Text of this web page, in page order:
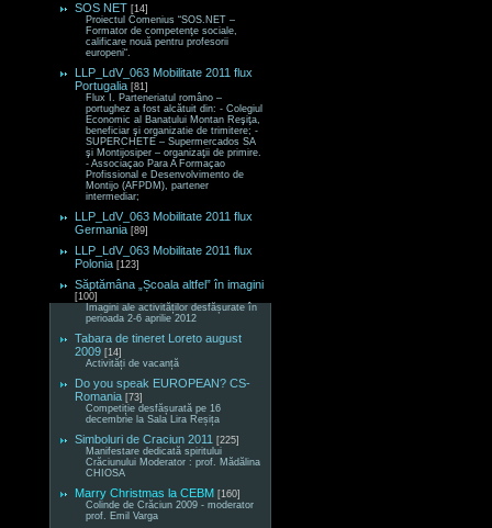
SOS NET [14]
Proiectul Comenius “SOS.NET –
Formator de competenţe sociale,
calificare nouă pentru profesorii
europeni“.
LLP_LdV_063 Mobilitate 2011 flux
Portugalia [81]
Flux I. Parteneriatul româno –
portughez a fost alcătuit din: - Colegiul
Economic al Banatului Montan Reşiţa,
beneficiar şi organizatie de trimitere; -
SUPERCHETE – Supermercados SA
şi Montijosiper – organizaţii de primire.
- Associaçao Para A Formaçao
Profissional e Desenvolvimento de
Montijo (AFPDM), partener
intermediar;
LLP_LdV_063 Mobilitate 2011 flux
Germania [89]
LLP_LdV_063 Mobilitate 2011 flux
Polonia [123]
Săptămâna „Școala altfel” în imagini
[100]
Imagini ale activităților desfășurate în
perioada 2-6 aprilie 2012
Tabara de tineret Loreto august
2009 [14]
Activități de vacanță
Do you speak EUROPEAN? CS-
Romania [73]
Competiție desfășurată pe 16
decembrie la Sala Lira Reșița
Simboluri de Craciun 2011 [225]
Manifestare dedicată spiritului
Crăciunului Moderator : prof. Mădălina
CHIOSA
Marry Christmas la CEBM [160]
Colinde de Crăciun 2009 - moderator
prof. Emil Varga